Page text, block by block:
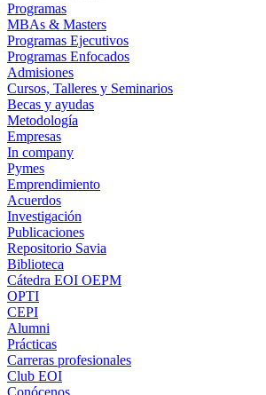
Programas
MBAs & Masters
Programas Ejecutivos
Programas Enfocados
Admisiones
Cursos, Talleres y Seminarios
Becas y ayudas
Metodología
Empresas
In company
Pymes
Emprendimiento
Acuerdos
Investigación
Publicaciones
Repositorio Savia
Biblioteca
Cátedra EOI OEPM
OPTI
CEPI
Alumni
Prácticas
Carreras profesionales
Club EOI